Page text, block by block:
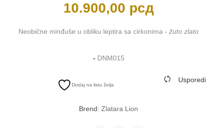
10.900,00 рсд
Neobične minđuše u obliku leptira sa cirkonima - žuto zlato
- DNM015
Dodaj na listu želja
Usporedi
Brend: Zlatara Lion